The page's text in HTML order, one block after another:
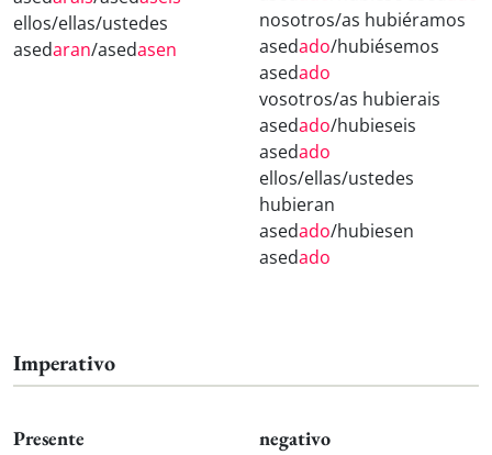
ellos/ellas/ustedes
asedaran/asedasen
nosotros/as hubiéramos
asedado/hubiésemos
asedado
vosotros/as hubierais
asedado/hubieseis
asedado
ellos/ellas/ustedes
hubieran
asedado/hubiesen
asedado
Imperativo
Presente negativo